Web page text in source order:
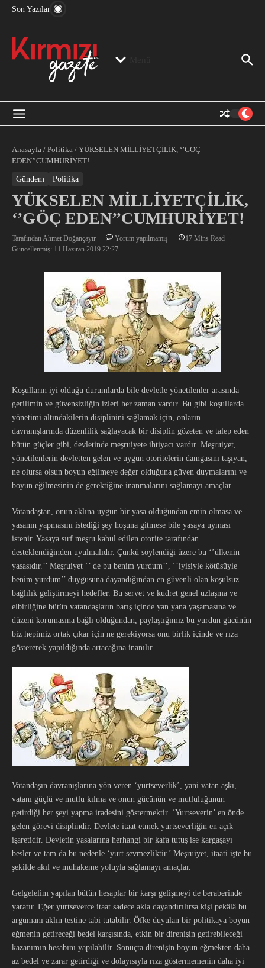
İçeriğe atla
Son Yazılar
“Mutlak Butlan” ve Bir Kez Daha Rejimin “Kendinden
Anasayfa / Politika / YÜKSELEN MİLLİYETÇİLİK, ‘’GÖÇ
EDEN’’CUMHURİYET!
Gündem Politika
YÜKSELEN MİLLİYETÇİLİK,
‘’GÖÇ EDEN’’CUMHURİYET!
TarafındanAhmet Doğançayır Yorum yapılmamış
17 Mins Read
Güncellenmiş: 11 Haziran 2019 22:27
Koşulların iyi olduğu durumlarda bile devletle yönetilenler arasında
gerilimin ve güvensizliğin izleri her zaman vardır. Bu gibi koşullarda
yönetimi altındakilerin disiplinini sağlamak için, onların
davranışlarında düzenlilik sağlayacak bir disiplin gözeten ve talep eden
bütün güçler gibi, devletinde meşruiyete ihtiyacı vardır. Meşruiyet,
yönetilenlerin devletten gelen ve uygun otoritelerin damgasını taşıyan,
ne olursa olsun boyun eğilmeye değer olduğuna güven duymalarını ve
boyun eğilmesinin de gerektiğine inanmalarını sağlamayı amaçlar.
Vatandaştan, onun aklına uygun bir yasa olduğundan emin olmasa ve
yasanın yapmasını istediği şey hoşuna gitmese bile yasaya uyması
istenir. Yasaya sırf meşru kabul edilen otorite tarafından
desteklendiğinden uyulmalıdır. Çünkü söylendiği üzere bu ‘’ülkenin
yasasıdır.’’ Meşruiyet ‘’ de bu benim yurdum’’, ‘’iyisiyle kötüsüyle
benim yurdum’’ duygusuna dayandığından en güvenli olan koşulsuz
bağlılık geliştirmeyi hedefler. Bu servet ve kudret genel uzlaşma ve
elbirliğine bütün vatandaşların barış içinde yan yana yaşamasına ve
düzeni korumasına bağlı olduğundan, paylaştığımız bu yurdun gücünün
biz hepimiz ortak çıkar için ne gerekiyorsa onu birlik içinde ve rıza
göstererek yapıldığında artacağına inanılır.
Vatandaşın davranışlarına yön veren ‘yurtseverlik’, yani vatan aşkı,
vatanı güçlü ve mutlu kılma ve onun gücünün ve mutluluğunun
getirdiği her şeyi yapma iradesini göstermektir. ‘Yurtseverin’ en önde
gelen görevi disiplindir. Devlete itaat etmek yurtseverliğin en açık
işaretidir. Devletin yasalarına herhangi bir kafa tutuş ise kargaşayı
besler ve tam da bu nedenle ‘yurt sevmezliktir.’ Meşruiyet, itaati işte bu
şekilde akıl ve muhakeme yoluyla sağlamayı amaçlar.
Gelgelelim yapılan bütün hesaplar bir karşı gelişmeyi de beraberinde
yaratır. Eğer yurtseverce itaat sadece akla dayandırılırsa kişi pekâlâ bu
argümanı aklın testine tabi tutabilir. Öfke duyulan bir politikaya boyun
eğmenin getireceği bedel karşısında, etkin bir direnişin getirebileceği
kazanımın hesabını yapılabilir. Sonuçta direnişin boyun eğmekten daha
az bedel ve zarar getirdiği ve dolayısıyla rıza göstermemenin daha iyi